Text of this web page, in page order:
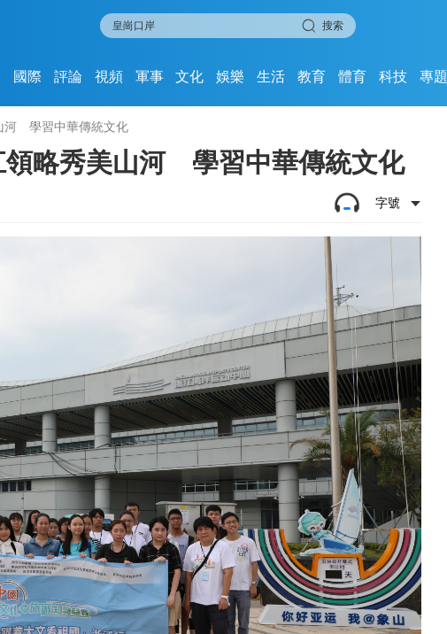
搜索
國際 評論 視頻 軍事 文化 娛樂 生活 教育 體育 科技 專題
河 學習中華傳統文化
領略秀美山河 學習中華傳統文化
字號